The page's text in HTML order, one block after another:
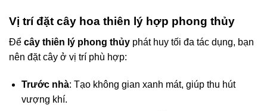
Vị trí đặt cây hoa thiên lý hợp phong thủy
Để cây thiên lý phong thủy phát huy tối đa tác dụng, bạn
nên đặt cây ở vị trí phù hợp:
Trước nhà: Tạo không gian xanh mát, giúp thu hút
vượng khí.